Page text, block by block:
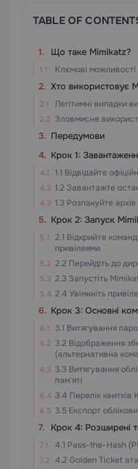
TABLE OF
Що таке Mimikatz?
Ключові
Хто використовує
Легітимні випадки
Зловмисне
Передумови
Крок 1:
1.1 Відвідайте
1.2 Завантажте
1.3 Розпакуйте архів
Крок 2: Запуск
2.1 Відкрийте
привілеями
2.2 Перейдіть до
2.3 Запустіть
2.4 Увімкніть
Крок 3: Основні
3.1 Витягування
3.2 Відображення
(альтернативна
3.3 Витягування
пам'яті
3.4 Перелік квитків
3.5 Експорт
Крок 4: Розширені
4.1 Pass-the-Hash
4.2 Golden Ticket